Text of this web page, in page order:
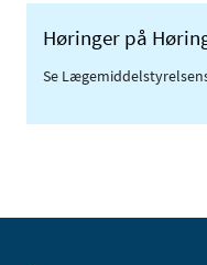
Høringer på
Se